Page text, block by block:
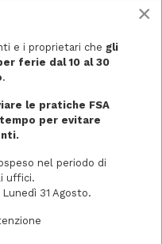
×
e i proprietari che gli
ferie dal 10 al 30
.
le pratiche FSA
per evitare
nel periodo di
uffici.
31 Agosto.